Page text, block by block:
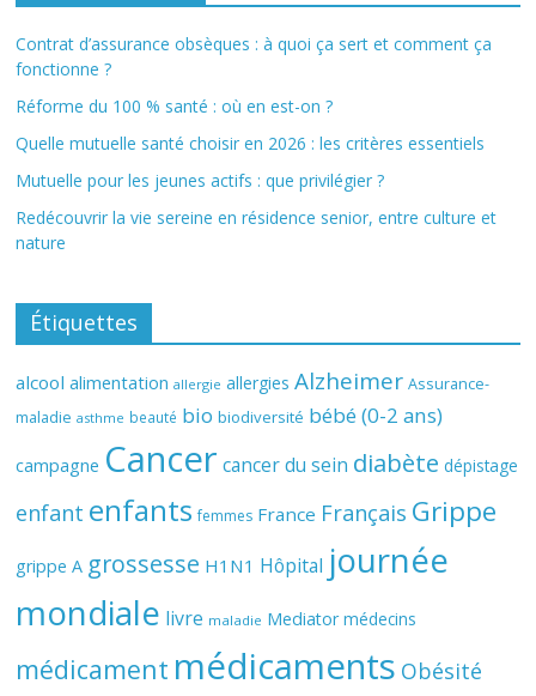
Contrat d’assurance obsèques : à quoi ça sert et comment ça
fonctionne ?
Réforme du 100 % santé : où en est-on ?
Quelle mutuelle santé choisir en 2026 : les critères essentiels
Mutuelle pour les jeunes actifs : que privilégier ?
Redécouvrir la vie sereine en résidence senior, entre culture et
nature
Étiquettes
alcool alimentation allergie allergies Alzheimer Assurance-
maladie asthme beauté bio biodiversité bébé (0-2 ans)
campagne Cancer cancer du sein diabète dépistage
enfant enfants femmes France Français Grippe
grippe A grossesse H1N1 Hôpital journée
mondiale livre maladie Mediator médecins
médicament médicaments Obésité